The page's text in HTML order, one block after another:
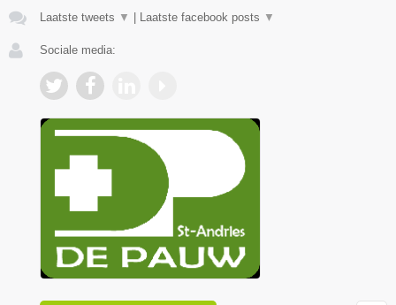
Laatste tweets ▼ | Laatste facebook posts ▼
Sociale media: